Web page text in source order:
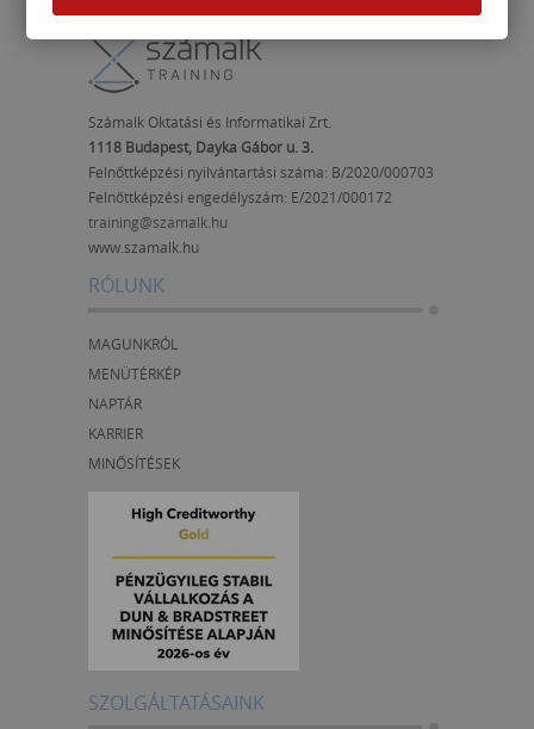
Számalk Oktatási és Informatikai Zrt.
1118 Budapest, Dayka Gábor u. 3.
Felnőttképzési nyilvántartási száma: B/2020/000703
Felnőttképzési engedélyszám: E/2021/000172
training@szamalk.hu
www.szamalk.hu
RÓLUNK
MAGUNKRÓL
MENÜTÉRKÉP
NAPTÁR
KARRIER
MINŐSÍTÉSEK
SZOLGÁLTATÁSAINK